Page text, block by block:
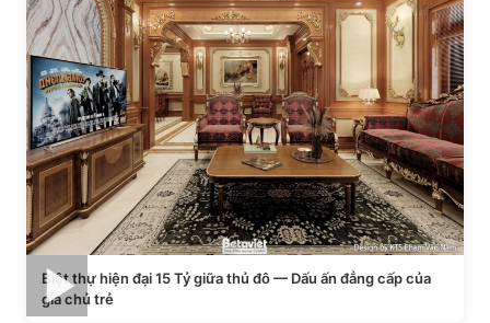
Biệt thự hiện đại 15 Tỷ giữa thủ đô — Dấu ấn đẳng cấp của
gia chủ trẻ